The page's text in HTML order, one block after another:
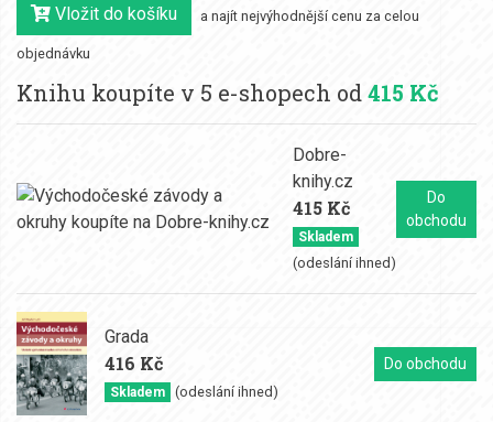
Vložit do košíku a najít nejvýhodnější cenu za celou
objednávku
Knihu koupíte v 5 e-shopech od415 Kč
Dobre-
knihy.cz
415 Kč
Skladem
(odeslání ihned)
Do
obchodu
Grada
416 Kč
Skladem (odeslání ihned)
Do obchodu